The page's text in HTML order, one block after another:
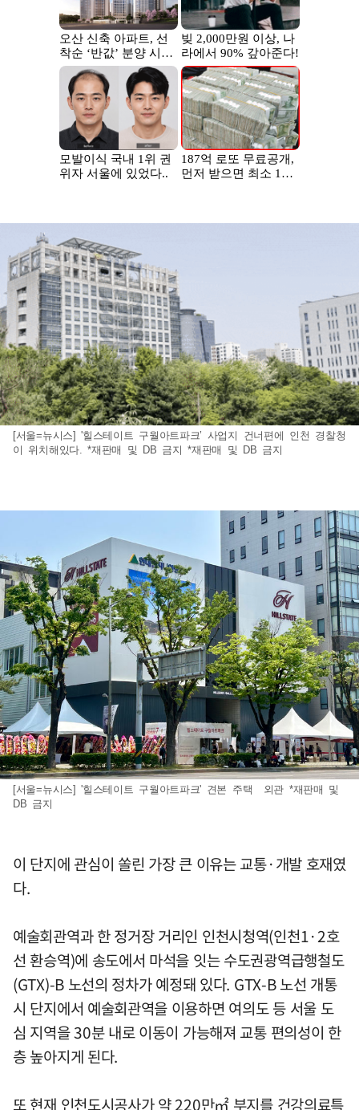
[서울=뉴시스] '힐스테이트 구월아트파크’ 사업지 건너편에 인천 경찰청
이 위치해있다. *재판매 및 DB 금지 *재판매 및 DB 금지
[서울=뉴시스] '힐스테이트 구월아트파크' 견본 주택 외관 *재판매 및
DB 금지
이 단지에 관심이 쏠린 가장 큰 이유는 교통·개발 호재였
다.
예술회관역과 한 정거장 거리인 인천시청역(인천1·2호
선 환승역)에 송도에서 마석을 잇는 수도권광역급행철도
(GTX)-B 노선의 정차가 예정돼 있다. GTX-B 노선 개통
시 단지에서 예술회관역을 이용하면 여의도 등 서울 도
심 지역을 30분 내로 이동이 가능해져 교통 편의성이 한
층 높아지게 된다.
또 현재 인천도시공사가 약 220만㎡ 부지를 건강의료특